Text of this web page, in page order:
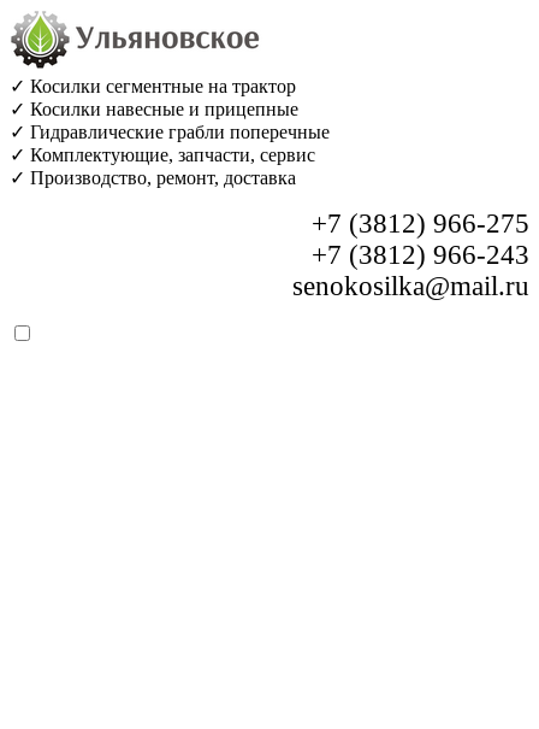
✓ Косилки сегментные на трактор
✓ Косилки навесные и прицепные
✓ Гидравлические грабли поперечные
✓ Комплектующие, запчасти, сервис
✓ Производство, ремонт, доставка
+7 (3812) 966-275
+7 (3812) 966-243
senokosilka@mail.ru